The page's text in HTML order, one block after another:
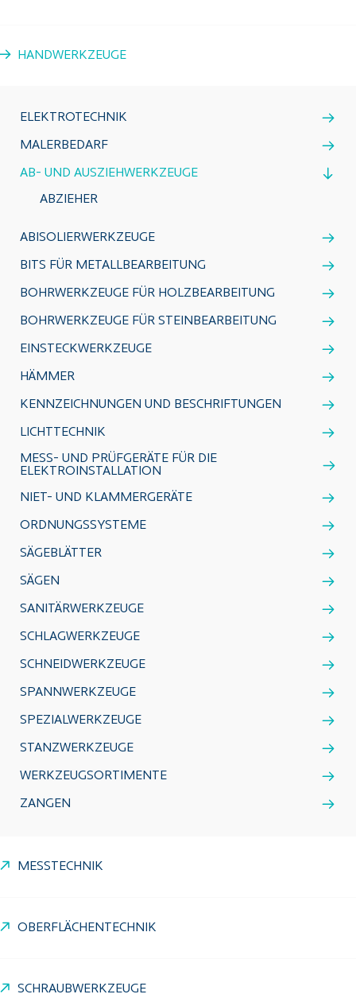
HANDWERKZEUGE
ELEKTROTECHNIK
MALERBEDARF
AB- UND AUSZIEHWERKZEUGE
ABZIEHER
ABISOLIERWERKZEUGE
BITS FÜR METALLBEARBEITUNG
BOHRWERKZEUGE FÜR HOLZBEARBEITUNG
BOHRWERKZEUGE FÜR STEINBEARBEITUNG
EINSTECKWERKZEUGE
HÄMMER
KENNZEICHNUNGEN UND BESCHRIFTUNGEN
LICHTTECHNIK
MESS- UND PRÜFGERÄTE FÜR DIE
ELEKTROINSTALLATION
NIET- UND KLAMMERGERÄTE
ORDNUNGSSYSTEME
SÄGEBLÄTTER
SÄGEN
SANITÄRWERKZEUGE
SCHLAGWERKZEUGE
SCHNEIDWERKZEUGE
SPANNWERKZEUGE
SPEZIALWERKZEUGE
STANZWERKZEUGE
WERKZEUGSORTIMENTE
ZANGEN
MESSTECHNIK
OBERFLÄCHENTECHNIK
SCHRAUBWERKZEUGE